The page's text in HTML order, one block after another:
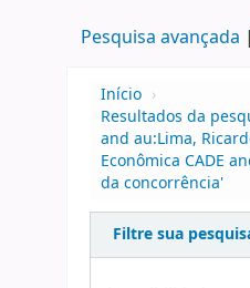
Pesquisa avançada
Início ›
Resultados da
and au:Lima,
Econômica CADE
da concorrência'
Filtre sua